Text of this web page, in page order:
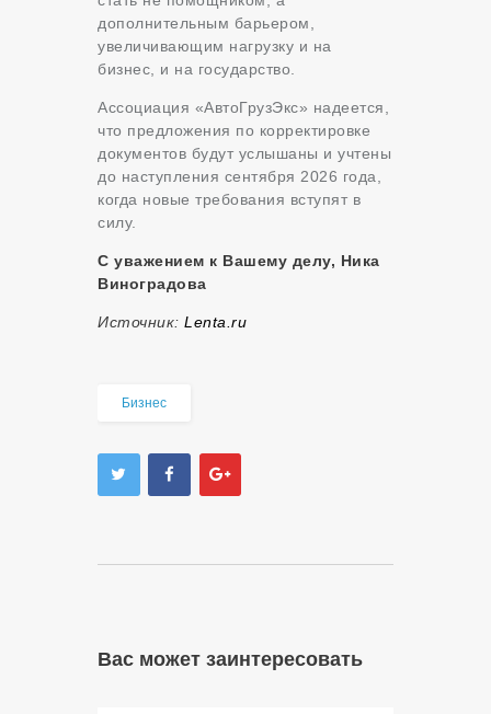
дополнительным барьером,
увеличивающим нагрузку и на
бизнес, и на государство.
Ассоциация «АвтоГрузЭкс» надеется,
что предложения по корректировке
документов будут услышаны и учтены
до наступления сентября 2026 года,
когда новые требования вступят в
силу.
С уважением к Вашему делу, Ника
Виноградова
Источник: Lenta.ru
Бизнес
Вас может заинтересовать